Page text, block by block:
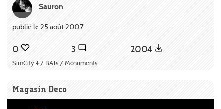
Sauron
publié le 25 août 2007
0 3 2004
SimCity 4 / BATs / Monuments
Magasin Deco